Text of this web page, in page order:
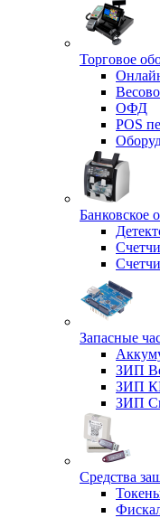
Торговое
ОФД
POS
Банковское
Запасные
ЗИП
ЗИП
ЗИП
Средства